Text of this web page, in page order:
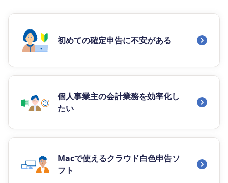
初めての確定申告に不安がある
個人事業主の会計業務を効率化し
たい
Macで使えるクラウド白色申告ソ
フト